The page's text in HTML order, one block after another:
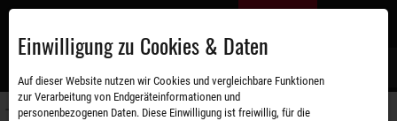
Zum
Einwilligung zu Cookies & Daten
Auf dieser Website nutzen wir Cookies und vergleichbare Funktionen
zur Verarbeitung von Endgeräteinformationen und
personenbezogenen Daten. Diese Einwilligung ist freiwillig, für die